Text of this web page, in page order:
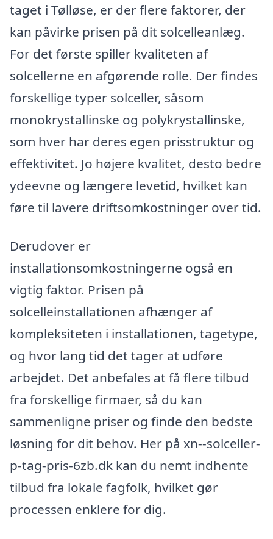
taget i Tølløse, er der flere faktorer, der
kan påvirke prisen på dit solcelleanlæg.
For det første spiller kvaliteten af
solcellerne en afgørende rolle. Der findes
forskellige typer solceller, såsom
monokrystallinske og polykrystallinske,
som hver har deres egen prisstruktur og
effektivitet. Jo højere kvalitet, desto bedre
ydeevne og længere levetid, hvilket kan
føre til lavere driftsomkostninger over tid.
Derudover er
installationsomkostningerne også en
vigtig faktor. Prisen på
solcelleinstallationen afhænger af
kompleksiteten i installationen, tagetype,
og hvor lang tid det tager at udføre
arbejdet. Det anbefales at få flere tilbud
fra forskellige firmaer, så du kan
sammenligne priser og finde den bedste
løsning for dit behov. Her på xn--solceller-
p-tag-pris-6zb.dk kan du nemt indhente
tilbud fra lokale fagfolk, hvilket gør
processen enklere for dig.